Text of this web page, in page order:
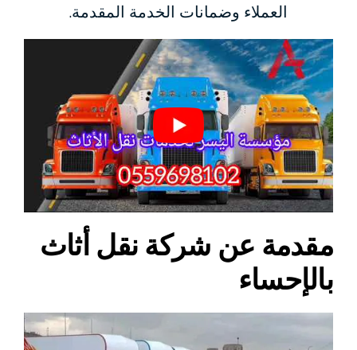
العملاء وضمانات الخدمة المقدمة.
مقدمة عن شركة نقل أثاث
بالإحساء